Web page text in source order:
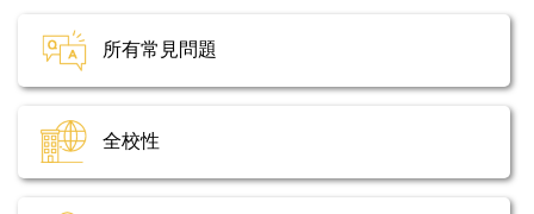
所有常見問題
全校性